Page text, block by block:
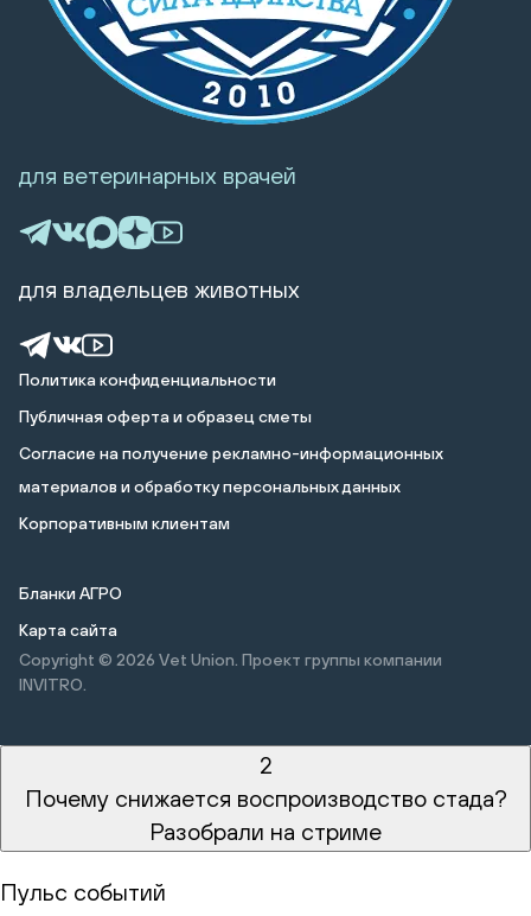
Политика конфиденциальности
Публичная оферта и образец сметы
Cогласие на получение рекламно-информационных
материалов и обработку персональных данных
Корпоративным клиентам
Бланки АГРО
Карта сайта
Copyright © 2026 Vet Union. Проект группы компании
INVITRO.
для ветеринарных врачей
для владельцев животных
2
Почему снижается воспроизводство стада?
Разобрали на стриме
Пульс событий